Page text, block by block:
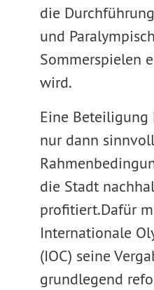
die
und
Sommerspielen
wird.
Eine Beteiligung
nur dann
die Stadt
profitiert.Dafür
Internationale
(IOC) seine
grundlegend